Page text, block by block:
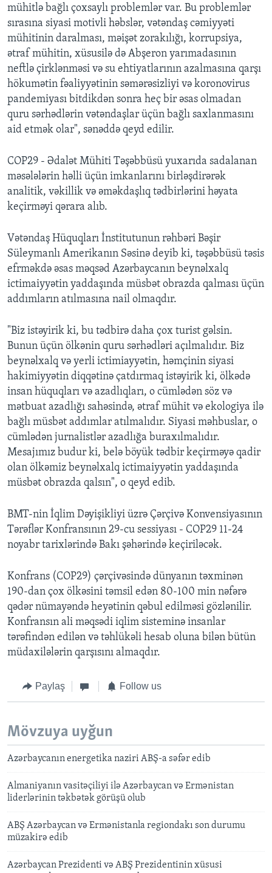
mühitlə bağlı çoxsaylı problemlər var. Bu problemlər
sırasına siyasi motivli həbslər, vətəndaş cəmiyyəti
mühitinin daralması, məişət zorakılığı, korrupsiya,
ətraf mühitin, xüsusilə də Abşeron yarımadasının
neftlə çirklənməsi və su ehtiyatlarının azalmasına qarşı
hökumətin fəaliyyətinin səmərəsizliyi və koronovirus
pandemiyası bitdikdən sonra heç bir əsas olmadan
quru sərhədlərin vətəndaşlar üçün bağlı saxlanmasını
aid etmək olar", sənəddə qeyd edilir.
COP29 - Ədalət Mühiti Təşəbbüsü yuxarıda sadalanan
məsələlərin həlli üçün imkanlarını birləşdirərək
analitik, vəkillik və əməkdaşlıq tədbirlərini həyata
keçirməyi qərara alıb.
Vətəndaş Hüquqları İnstitutunun rəhbəri Bəşir
Süleymanlı Amerikanın Səsinə deyib ki, təşəbbüsü təsis
efrməkdə əsas məqsəd Azərbaycanın beynəlxalq
ictimaiyyətin yaddaşında müsbət obrazda qalması üçün
addımların atılmasına nail olmaqdır.
"Biz istəyirik ki, bu tədbirə daha çox turist gəlsin.
Bunun üçün ölkənin quru sərhədləri açılmalıdır. Biz
beynəlxalq və yerli ictimiayyətin, həmçinin siyasi
hakimiyyətin diqqətinə çatdırmaq istəyirik ki, ölkədə
insan hüquqları və azadlıqları, o cümlədən söz və
mətbuat azadlığı sahəsində, ətraf mühit və ekologiya ilə
bağlı müsbət addımlar atılmalıdır. Siyasi məhbuslar, o
cümlədən jurnalistlər azadlığa buraxılmalıdır.
Mesajımız budur ki, belə böyük tədbir keçirməyə qadir
olan ölkəmiz beynəlxalq ictimaiyyətin yaddaşında
müsbət obrazda qalsın", o qeyd edib.
BMT-nin İqlim Dəyişikliyi üzrə Çərçivə Konvensiyasının
Tərəflər Konfransının 29-cu sessiyası - COP29 11-24
noyabr tarixlərində Bakı şəhərində keçiriləcək.
Konfrans (COP29) çərçivəsində dünyanın təxminən
190-dan çox ölkəsini təmsil edən 80-100 min nəfərə
qədər nümayəndə heyətinin qəbul edilməsi gözlənilir.
Konfransın ali məqsədi iqlim sisteminə insanlar
tərəfindən edilən və təhlükəli hesab oluna bilən bütün
müdaxilələrin qarşısını almaqdır.
Paylaş Follow us
Mövzuya uyğun
Azərbaycanın energetika naziri ABŞ-a səfər edib
Almaniyanın vasitəçiliyi ilə Azərbaycan və Ermənistan
liderlərinin təkbətək görüşü olub
ABŞ Azərbaycan və Ermənistanla regiondakı son durumu
müzakirə edib
Azərbaycan Prezidenti və ABŞ Prezidentinin xüsusi